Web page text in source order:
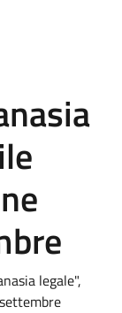
legale",